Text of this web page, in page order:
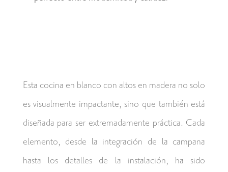
Esta cocina en blanco con altos en madera no solo
es visualmente impactante, sino que también está
diseñada para ser extremadamente práctica. Cada
elemento, desde la integración de la campana
hasta los detalles de la instalación, ha sido